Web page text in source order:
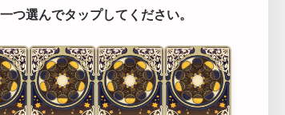
一つ選んでタップしてください。